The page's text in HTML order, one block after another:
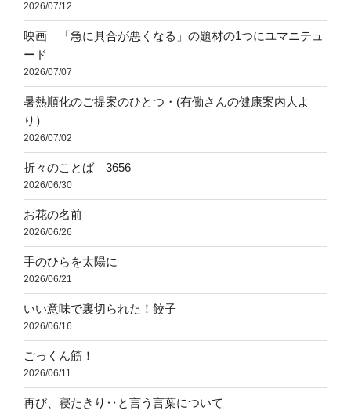
2026/07/12
映画 「急に具合が悪くなる」の題材の1つにユマニテュ
ード
2026/07/07
暑熱順化のご提案のひとつ・(有働さんの健康案内人よ
り）
2026/07/02
折々のことば 3656
2026/06/30
お花の名前
2026/06/26
手のひらを太陽に
2026/06/21
いい意味で裏切られた！餃子
2026/06/16
ごっくん筋！
2026/06/11
再び、寝たきり‥と言う言葉について